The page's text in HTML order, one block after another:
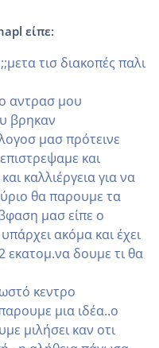
είπε:
τισ διακοπές παλι
ο αντρασ μου
βρηκαν
μασ πρότεινε
και
καλλιέργεια για να
θα παρουμε τα
μασ είπε ο
ακόμα και έχει
εκατομ.να δουμε τι θα
κεντρο
μια ιδέα..ο
μιλήσει καν οτι